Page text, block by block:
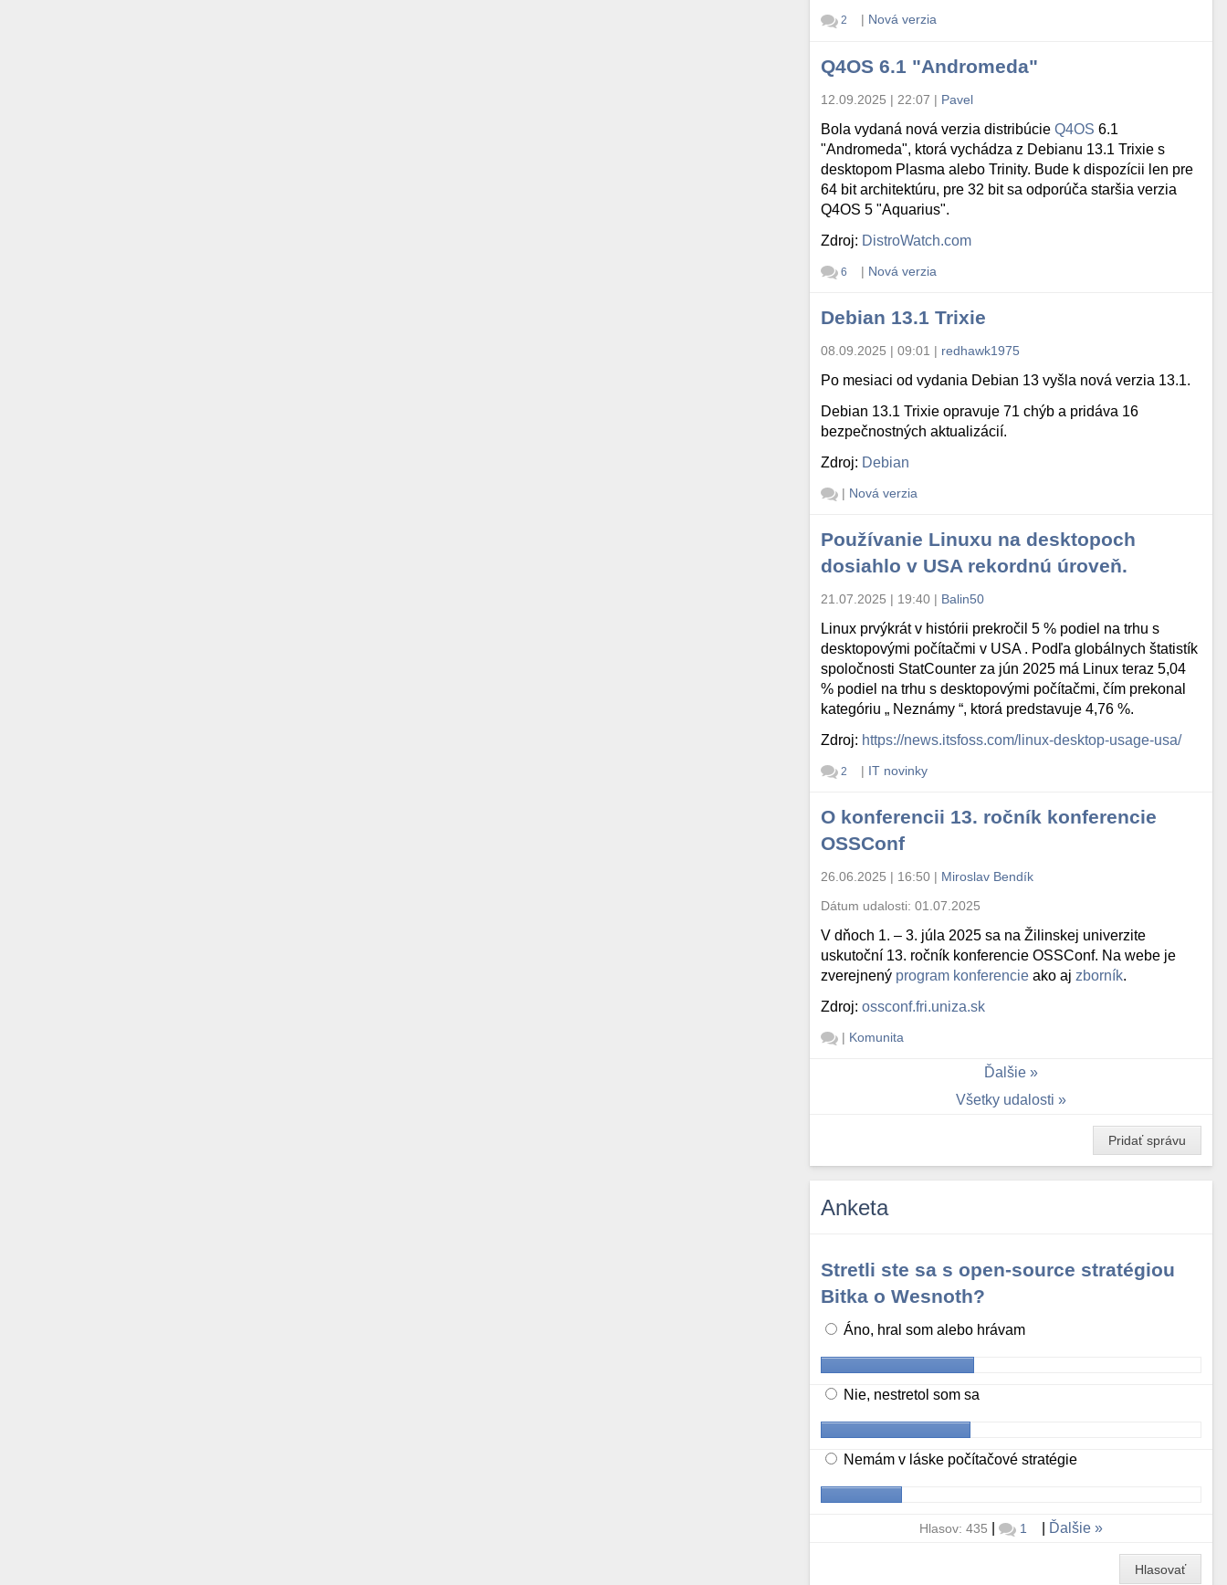
2 | Nová verzia
Q4OS 6.1 "Andromeda"
12.09.2025 | 22:07 | Pavel
Bola vydaná nová verzia distribúcieQ4OS 6.1
"Andromeda", ktorá vychádza z Debianu 13.1 Trixie s
desktopom Plasma alebo Trinity. Bude k dispozícii len pre
64 bit architektúru, pre 32 bit sa odporúča staršia verzia
Q4OS 5 "Aquarius".
Zdroj: DistroWatch.com
6 | Nová verzia
Debian 13.1 Trixie
08.09.2025 | 09:01 | redhawk1975
Po mesiaci od vydania Debian 13 vyšla nová verzia 13.1.
Debian 13.1 Trixie opravuje 71 chýb a pridáva 16
bezpečnostných aktualizácií.
Zdroj: Debian
| Nová verzia
Používanie Linuxu na desktopoch
dosiahlo v USA rekordnú úroveň.
21.07.2025 | 19:40 | Balin50
Linux prvýkrát v histórii prekročil 5 % podiel na trhu s
desktopovými počítačmi v USA . Podľa globálnych štatistík
spoločnosti StatCounter za jún 2025 má Linux teraz 5,04
% podiel na trhu s desktopovými počítačmi, čím prekonal
kategóriu „ Neznámy “, ktorá predstavuje 4,76 %.
Zdroj: https://news.itsfoss.com/linux-desktop-usage-usa/
2 | IT novinky
O konferencii 13. ročník konferencie
OSSConf
26.06.2025 | 16:50 | Miroslav Bendík
Dátum udalosti:01.07.2025
V dňoch 1. – 3. júla 2025 sa na Žilinskej univerzite
uskutoční 13. ročník konferencie OSSConf. Na webe je
zverejnený program konferencie ako aj zborník.
Zdroj:ossconf.fri.uniza.sk
| Komunita
Ďalšie
Všetky udalosti
Pridať správu
Anketa
Stretli ste sa s open-source stratégiou
Bitka o Wesnoth?
Áno, hral som alebo hrávam
Nie, nestretol som sa
Nemám v láske počítačové stratégie
Hlasov: 435 | 1 Ďalšie
Hlasovať